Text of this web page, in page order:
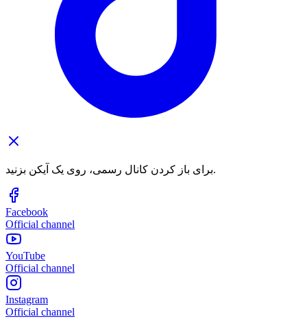
برای باز کردن کانال رسمی، روی یک آیکن بزنید.
Facebook
Official channel
YouTube
Official channel
Instagram
Official channel